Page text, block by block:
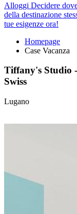
Alloggi Decidere
della destinazione
tue esigenze ora!
Homepage
Case Vacanza
Tiffany's Studio
Swiss
Lugano